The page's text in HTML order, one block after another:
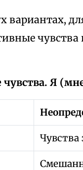
вариантах,
чувства
чувства. Я